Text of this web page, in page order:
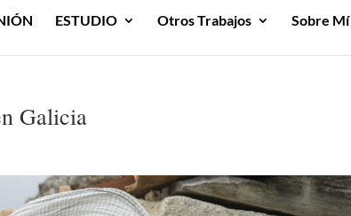
ESTUDIO Otros Trabajos Sobre Mí
Galicia